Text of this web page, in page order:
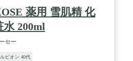
薬用 雪肌精 化
水 200ml
セー
ビオン 40代